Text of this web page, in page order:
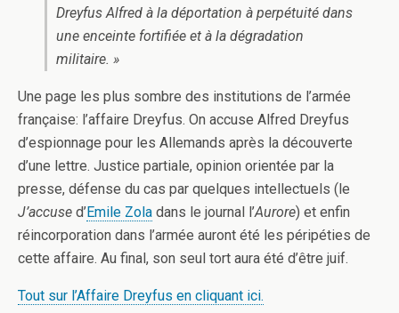
Dreyfus Alfred à la déportation à perpétuité dans
une enceinte fortifiée et à la dégradation
militaire. »
Une page les plus sombre des institutions de l’armée
française: l’affaire Dreyfus. On accuse Alfred Dreyfus
d’espionnage pour les Allemands après la découverte
d’une lettre. Justice partiale, opinion orientée par la
presse, défense du cas par quelques intellectuels (le
J’accuse d’Emile Zola dans le journal l’Aurore) et enfin
réincorporation dans l’armée auront été les péripéties de
cette affaire. Au final, son seul tort aura été d’être juif.
Tout sur l’Affaire Dreyfus en cliquant ici.